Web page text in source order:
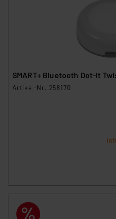
SMART+ Bluetooth Dot-It
Artikel-Nr. 258170